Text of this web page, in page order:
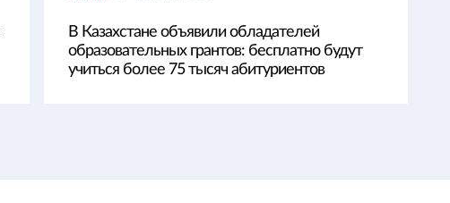
В Казахстане объявили обладателей
образовательных грантов: бесплатно будут
учиться более 75 тысяч абитуриентов